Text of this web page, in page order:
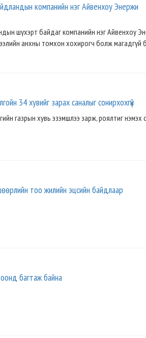
компанийн нэг Айвенхоу Энержи
шүхэрт байдаг компанийн нэг Айвенхоу
анхны томхон хохирогч болж магадгүй
34 хувийг зарах саналыг сонирхохгүй
газрын хувь эзэмшлээ зарж, роялтиг нэмэх
тоо жилийн эцсийн байдлаар
багтаж байна